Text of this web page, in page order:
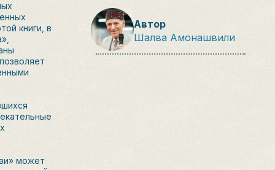
книги, в
может
Автор
Шалва Амонашвили